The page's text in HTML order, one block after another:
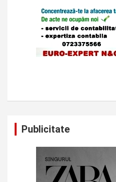
Publicitate